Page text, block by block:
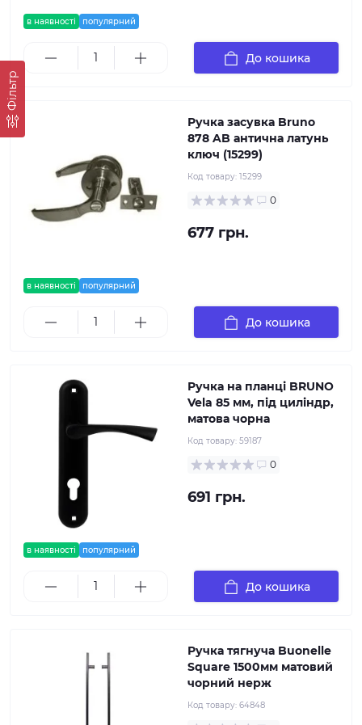
Фільтр
в наявності популярний
До кошика
в наявності популярний
Ручка засувка Bruno
878 AB антична латунь
ключ (15299)
Код товару: 15299
0
677 грн.
До кошика
в наявності популярний
Ручка на планці BRUNO
Vela 85 мм, під циліндр,
матова чорна
Код товару: 59187
0
691 грн.
До кошика
Ручка тягнуча Buonelle
Square 1500мм матовий
чорний нерж
Код товару: 64848